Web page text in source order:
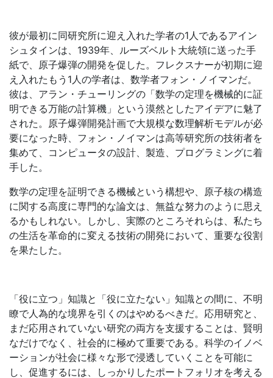
彼が最初に同研究所に迎え入れた学者の1人であるアイン
シュタインは、1939年、ルーズベルト大統領に送った手
紙で、原子爆弾の開発を促した。フレクスナーが初期に迎
え入れたもう1人の学者は、数学者フォン・ノイマンだ。
彼は、アラン・チューリングの「数学の定理を機械的に証
明できる万能の計算機」という漠然としたアイデアに魅了
された。原子爆弾開発計画で大規模な数理解析モデルが必
要になった時、フォン・ノイマンは高等研究所の技術者を
集めて、コンピュータの設計、製造、プログラミングに着
手した。
数学の定理を証明できる機械という構想や、原子核の構造
に関する高度に専門的な論文は、無益な努力のように思え
るかもしれない。しかし、実際のところそれらは、私たち
の生活を革命的に変える技術の開発において、重要な役割
を果たした。
「役に立つ」知識と「役に立たない」知識との間に、不明
瞭で人為的な境界を引くのはやめるべきだ。応用研究と、
まだ応用されていない研究の両方を支援することは、賢明
なだけでなく、社会的に極めて重要である。科学のイノベ
ーションが社会に様々な形で浸透していくことを可能に
し、促進するには、しっかりしたポートフォリオを考える